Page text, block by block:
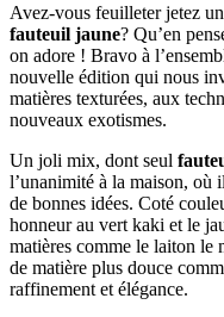
Avez-vous feuilleter jetez
fauteuil jaune? Qu’en
on adore ! Bravo à
nouvelle édition qui nous
matières texturées, aux
nouveaux exotismes.
Un joli mix, dont seul
l’unanimité à la maison, où
de bonnes idées. Coté
honneur au vert kaki et le
matières comme le laiton le
de matière plus douce
raffinement et élégance.